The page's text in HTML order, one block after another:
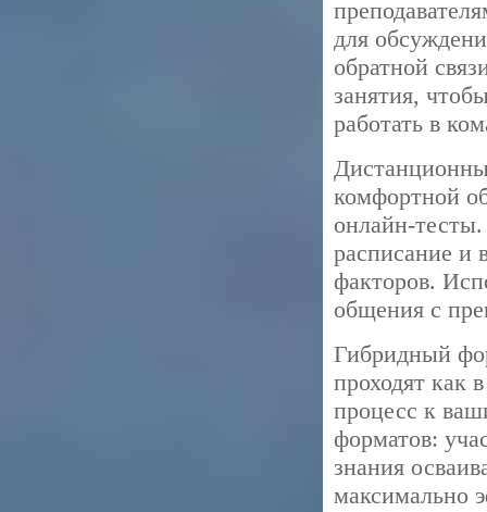
для
обратной
занятия,
работать в
комфортной
онлайн-
расписание и
факторов.
общения с
Гибридный
проходят как
процесс к
форматов:
знания
максимально